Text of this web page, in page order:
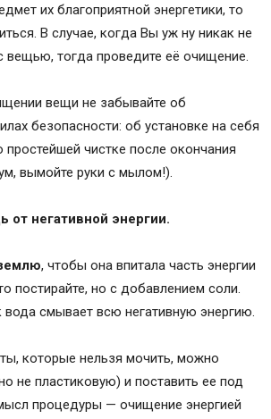
их благоприятной энергетики, то
В случае, когда Вы уж ну никак не
вещью, тогда проведите её очищение.
вещи не забывайте об
безопасности: об установке на себя
чистке после окончания
вымойте руки с мылом!).
от негативной энергии.
, чтобы она впитала часть энергии
постирайте, но с добавлением соли.
вода смывает всю негативную энергию.
которые нельзя мочить, можно
не пластиковую) и поставить ее под
процедуры — очищение энергией